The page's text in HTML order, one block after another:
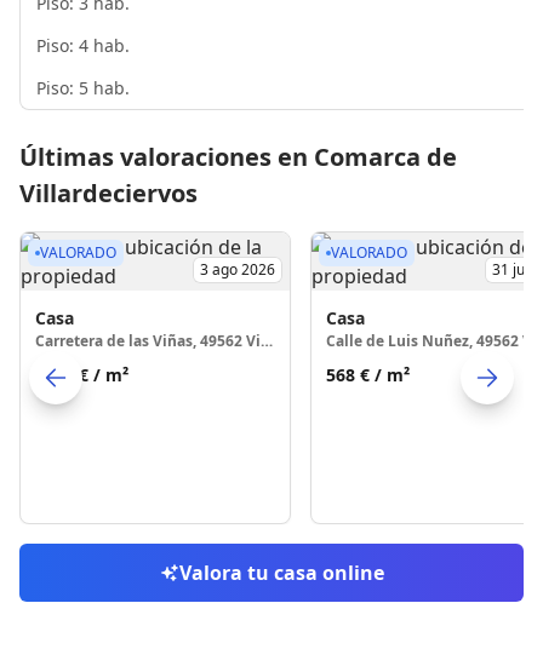
Piso: 4 hab.
Piso: 5 hab.
Últimas valoraciones en Comarca de
Villardeciervos
VALORADO
3 ago 2026
Casa
Carretera de las Viñas, 49562 Villardeciervos
1020 € / m²
VALORADO
31 jul
Casa
568 € / m²
Valora tu casa online